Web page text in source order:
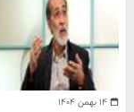
۱۴ بهمن ۱۴۰۴